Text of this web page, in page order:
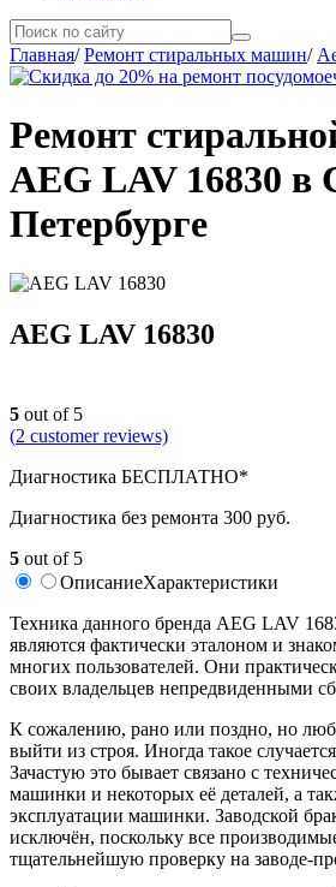
Главная/Ремонт стиральных машин/
Ремонт
AEG LAV 16830 в
Петербурге
AEG LAV 16830
5 out of 5
(2 customer reviews)
Диагностика БЕСПЛАТНО*
Диагностика без ремонта 300 руб.
5 out of 5
ОписаниеХарактеристики
Техника данного бренда AEG LAV
являются фактически эталоном и
многих пользователей. Они
своих владельцев непредвиденными
К сожалению, рано или поздно, но
выйти из строя. Иногда такое
Зачастую это бывает связано с
машинки и некоторых её деталей, а
эксплуатации машинки. Заводской
исключён, поскольку все
тщательнейшую проверку на заводе-